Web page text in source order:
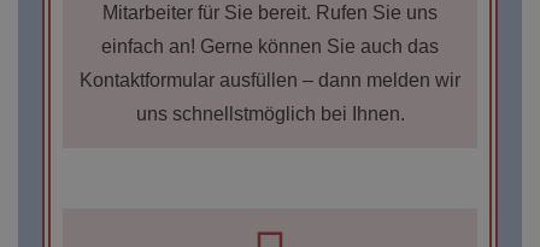
Mitarbeiter für Sie bereit. Rufen Sie uns
einfach an! Gerne können Sie auch das
Kontaktformular ausfüllen – dann melden wir
uns schnellstmöglich bei Ihnen.